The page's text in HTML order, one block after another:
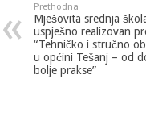
Prethodna
Mješovita srednja
uspješno realizovan
“Tehničko i stručno
u općini Tešanj – od
bolje prakse”